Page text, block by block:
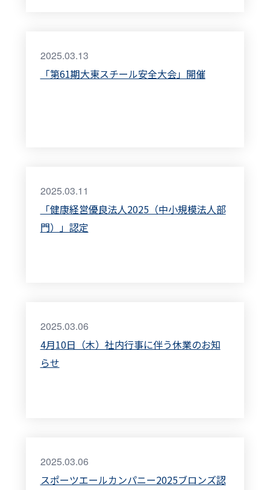
2025.03.13
「第61期大東スチール安全大会」開催
2025.03.11
「健康経営優良法人2025（中小規模法人部
門）」認定
2025.03.06
4月10日（木）社内行事に伴う休業のお知
らせ
2025.03.06
スポーツエールカンパニー2025ブロンズ認